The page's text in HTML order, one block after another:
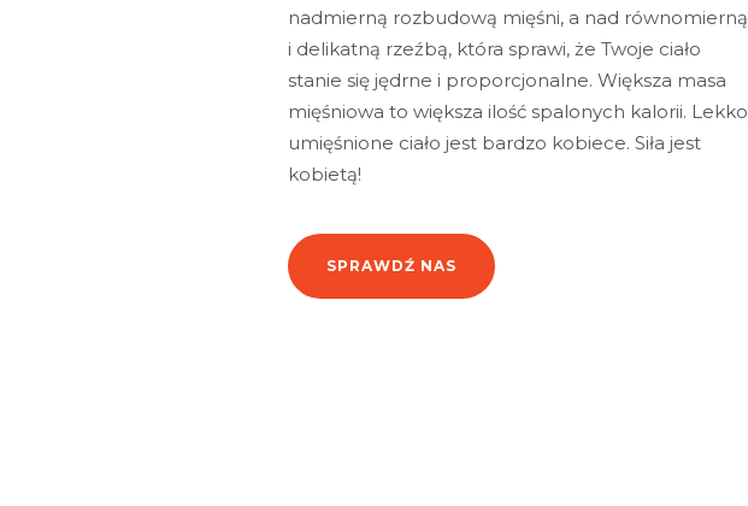
nadmierną rozbudową mięśni, a nad równomierną
i delikatną rzeźbą, która sprawi, że Twoje ciało
stanie się jędrne i proporcjonalne. Większa masa
mięśniowa to większa ilość spalonych kalorii. Lekko
umięśnione ciało jest bardzo kobiece. Siła jest
kobietą!
SPRAWDŹ NAS